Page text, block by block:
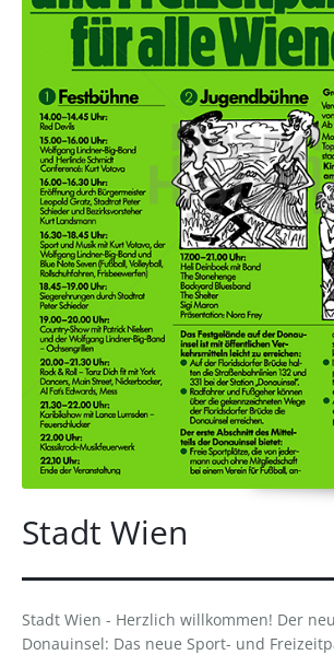
Konzerne
Epoche
Stadt Wien
Stadt Wien - Herzlich willkommen! Der
Donauinsel: Das neue Sport- und